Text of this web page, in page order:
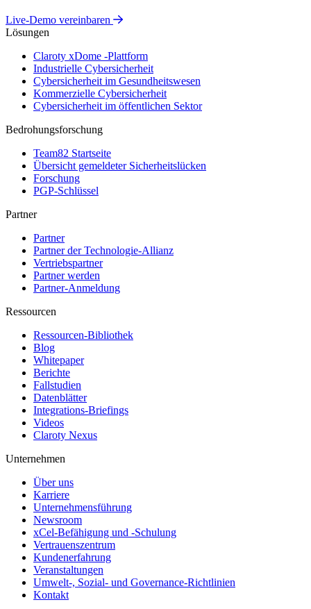
Live-Demo vereinbaren
Lösungen
Claroty xDome -Plattform
Industrielle Cybersicherheit
Cybersicherheit im Gesundheitswesen
Kommerzielle Cybersicherheit
Cybersicherheit im öffentlichen Sektor
Bedrohungsforschung
Team82 Startseite
Übersicht gemeldeter Sicherheitslücken
Forschung
PGP-Schlüssel
Partner
Partner
Partner der Technologie-Allianz
Vertriebspartner
Partner werden
Partner-Anmeldung
Ressourcen
Ressourcen-Bibliothek
Blog
Whitepaper
Berichte
Fallstudien
Datenblätter
Integrations-Briefings
Videos
Claroty Nexus
Unternehmen
Über uns
Karriere
Unternehmensführung
Newsroom
xCel-Befähigung und -Schulung
Vertrauenszentrum
Kundenerfahrung
Veranstaltungen
Umwelt-, Sozial- und Governance-Richtlinien
Kontakt